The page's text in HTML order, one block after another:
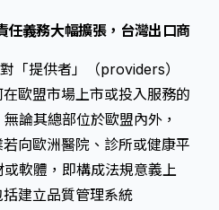
任義務大幅擴張，台灣出口商
「提供者」（providers）
歐盟市場上市或投入服務的
論其總部位於歐盟內外，
向歐洲醫院、診所或健康平
軟體，即構成法規意義上
建立品質管理系統